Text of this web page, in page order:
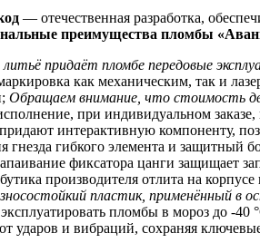
— отечественная разработка,
преимущества пломбы
придаёт пломбе передовые
как механическим, так и
Обращаем внимание, что стоимость
при индивидуальном
интерактивную компоненту,
гнезда гибкого элемента и
фиксатора цанги защищает
производителя отлита на
пластик, применённый в
эксплуатировать пломбы в мороз до -40
ударов и вибраций, сохраняя